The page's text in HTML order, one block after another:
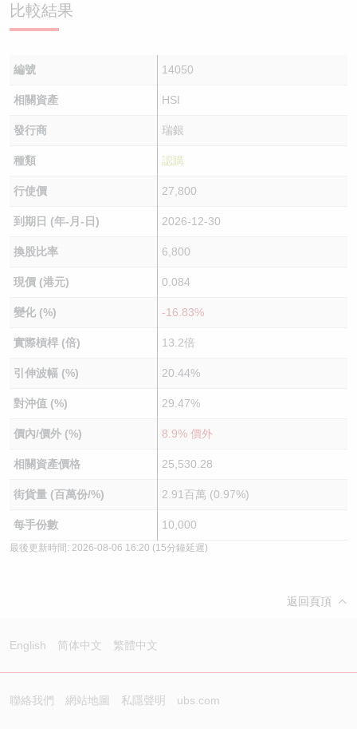
比較結果
編號 14050
相關資產 HSI
發行商 瑞銀
種類 認購
行使價 27,800
到期日 (年-月-日) 2026-12-30
換股比率 6,800
現價 (港元) 0.084
變化 (%) -16.83%
實際槓桿 (倍) 13.2倍
引伸波幅 (%) 20.44%
對沖值 (%) 29.47%
價內/價外 (%) 8.9% 價外
相關資產價格 25,530.28
街貨量 (百萬份/%) 2.91百萬 (0.97%)
每手份數 10,000
最後更新時間: 2026-08-06 16:20 (15分鐘延遲)
返回頁頂
English 简体中文 繁體中文
聯絡我們 網站地圖 私隱聲明 ubs.com